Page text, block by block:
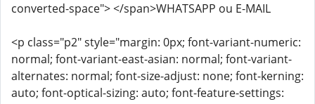
converted-space"> </span>WHATSAPP ou E-MAIL
<p class="p2" style="margin: 0px; font-variant-numeric:
normal; font-variant-east-asian: normal; font-variant-
alternates: normal; font-size-adjust: none; font-kerning:
auto; font-optical-sizing: auto; font-feature-settings: